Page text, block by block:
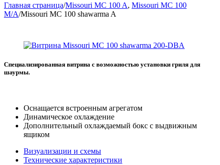
Главная страница/Missouri MC 100 A, Missouri MC 100
M/A/Missouri MC 100 shawarma A
Специализированная витрина c возможностью установки гриля для
шаурмы.
Оснащается встроенным агрегатом
Динамическое охлаждение
Дополнительный охлаждаемый бокс с выдвижным
ящиком
Визуализации и схемы
Технические характеристики